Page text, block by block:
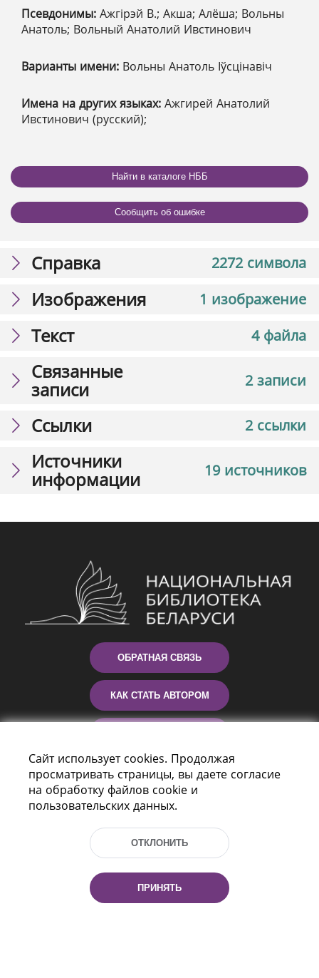
Псевдонимы: Ажгірэй В.; Акша; Алёша; Вольны
Анатоль; Вольный Анатолий Ивстинович
Варианты имени: Вольны Анатоль Іўсцінавіч
Имена на других языках: Ажгирей Анатолий
Ивстинович (русский);
Найти в каталоге НББ
Сообщить об ошибке
2272 символа
Справка
1 изображение
Изображения
4 файла
Текст
2 записи
Связанные
записи
2 ссылки
Ссылки
19 источников
Источники
информации
ОБРАТНАЯ СВЯЗЬ
КАК СТАТЬ АВТОРОМ
ПОМОЩЬ
Пр-т Независимости 116
Сайт использует cookies. Продолжая
просматривать страницы, вы даете согласие
на обработку файлов cookie и
пользовательских данных.
ОТКЛОНИТЬ
ПРИНЯТЬ